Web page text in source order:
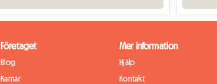
Företaget
Blog
Karriär
Mer information
Hjälp
Kontakt